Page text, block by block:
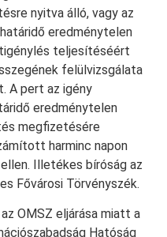
nyitva álló, vagy az
eredménytelen
teljesítéséért
felülvizsgálata
A pert az igény
eredménytelen
megfizetésére
harminc napon
Illetékes bíróság az
Fővárosi Törvényszék.
OMSZ eljárása miatt a
Hatóság